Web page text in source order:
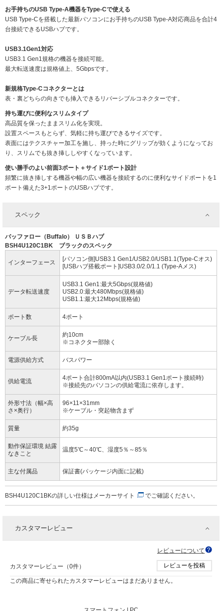
お手持ちのUSB Type-A機器をType-Cで使える
USB Type-Cを搭載した最新パソコンにお手持ちのUSB Type-A対応商品を合計4
台接続できるUSBハブです。
USB3.1Gen1対応
USB3.1 Gen1規格の機器を接続可能。
最大転送速度は規格値上、5Gbpsです。
新規格Type-Cコネクターとは
表・裏どちらの向きでも挿入できるリバーシブルコネクターです。
持ち運びに便利なスリムタイプ
高品質を保ったままスリム化を実現。
設置スペースもとらず、気軽に持ち運びできるサイズです。
表面にはテクスチャー加工を施し、持った時にグリップが効くようになってお
り、スリムでも抜き挿ししやすくなっています。
使い勝手のよい前面3ポート＋サイド1ポート設計
頻繁に抜き挿しする機器や幅の広い機器を接続するのに便利なサイドポートを1
ポート備えた3+1ポートのUSBハブです。
スペック
バッファロー（Buffalo） ＵＳＢハブ
BSH4U120C1BK ブラックのスペック
インターフェース
[パソコン側]USB3.1 Gen1/USB2.0/USB1.1(Type-Cオス)
[USBハブ搭載ポート]USB3.0/2.0/1.1 (Type-Aメス)
データ転送速度
USB3.1 Gen1:最大5Gbps(規格値)
USB2.0:最大480Mbps(規格値)
USB1.1:最大12Mbps(規格値)
ポート数 4ポート
ケーブル長
約10cm
※コネクター部除く
電源供給方式 バスパワー
供給電流
4ポート合計800mA以内(USB3.1 Gen1ポート接続時)
※接続先のパソコンの供給電流に依存します。
外形寸法（幅×高
さ×奥行）
96×11×31mm
※ケーブル・突起物含まず
質量 約35g
動作保証環境 結露
なきこと
温度5℃～40℃、湿度5％～85％
主な付属品 保証書(パッケージ内面に記載)
BSH4U120C1BKの詳しい仕様は メーカーサイト でご確認ください。
カスタマーレビュー
レビューについて
カスタマーレビュー（0件） レビューを投稿
この商品に寄せられたカスタマーレビューはまだありません。